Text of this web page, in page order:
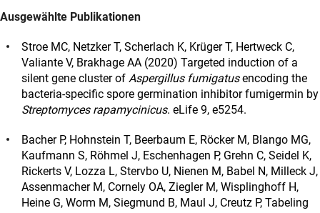
Ausgewählte Publikationen
Stroe MC, Netzker T, Scherlach K, Krüger T, Hertweck C,
Valiante V, Brakhage AA (2020) Targeted induction of a
silent gene cluster of Aspergillus fumigatusencoding the
bacteria-specific spore germination inhibitor fumigermin by
Streptomyces rapamycinicus. eLife 9, e5254.
Bacher P, Hohnstein T, Beerbaum E, Röcker M, Blango MG,
Kaufmann S, Röhmel J, Eschenhagen P, Grehn C, Seidel K,
Rickerts V, Lozza L, Stervbo U, Nienen M, Babel N, Milleck J,
Assenmacher M, Cornely OA, Ziegler M, Wisplinghoff H,
Heine G, Worm M, Siegmund B, Maul J, Creutz P, Tabeling